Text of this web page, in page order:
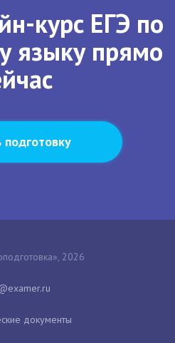
курс ЕГЭ по
языку прямо
подготовку
2026
документы